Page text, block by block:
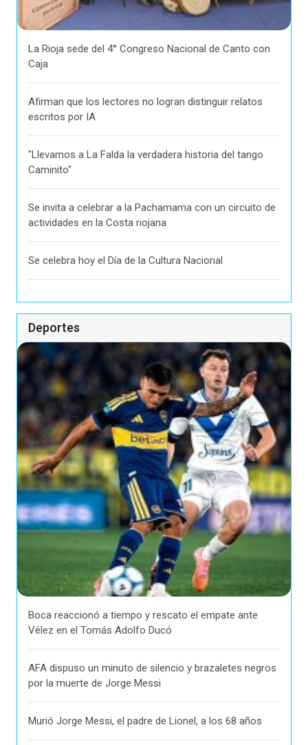
La Rioja sede del 4° Congreso Nacional de Canto con
Caja
Afirman que los lectores no logran distinguir relatos
escritos por IA
"Llevamos a La Falda la verdadera historia del tango
Caminito"
Se invita a celebrar a la Pachamama con un circuito de
actividades en la Costa riojana
Se celebra hoy el Día de la Cultura Nacional
Deportes
Boca reaccionó a tiempo y rescato el empate ante
Vélez en el Tomás Adolfo Ducó
AFA dispuso un minuto de silencio y brazaletes negros
por la muerte de Jorge Messi
Murió Jorge Messi, el padre de Lionel, a los 68 años